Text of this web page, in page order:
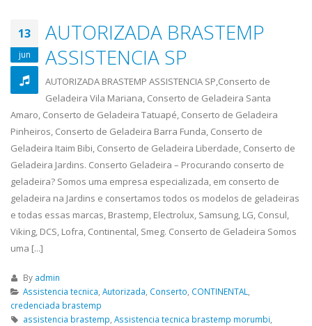
13
jun
AUTORIZADA BRASTEMP
ASSISTENCIA SP
AUTORIZADA BRASTEMP ASSISTENCIA SP,Conserto de
Geladeira Vila Mariana, Conserto de Geladeira Santa
Amaro, Conserto de Geladeira Tatuapé, Conserto de Geladeira
Pinheiros, Conserto de Geladeira Barra Funda, Conserto de
Geladeira Itaim Bibi, Conserto de Geladeira Liberdade, Conserto de
Geladeira Jardins. Conserto Geladeira – Procurando conserto de
geladeira? Somos uma empresa especializada, em conserto de
geladeira na Jardins e consertamos todos os modelos de geladeiras
e todas essas marcas, Brastemp, Electrolux, Samsung, LG, Consul,
Viking, DCS, Lofra, Continental, Smeg. Conserto de Geladeira Somos
uma [...]
By admin
Assistencia tecnica, Autorizada, Conserto, CONTINENTAL,
credenciada brastemp
assistencia brastemp, Assistencia tecnica brastemp morumbi,
ASSISTENCIA TECNICA EM GELADEIRA
CONTINENTAL é uma empresa séria
que atua na região de de São Paulo,
realizando serviços...read more
abr
ASSISTENCIA
TECNICA
GELADEIRA BOSCH
ASSISTENCIA TECNICA GELADEIRA
BOSCH é uma empresa séria que
atua na região de de São Paulo,
realizando serviços de...read more
23
ASSISTENCIA
ASSISTENCIA TECNICA BRASTEMP
PINHEIROS é uma empresa séria que
Mariana, Conserto
Santa Amaro,
abr
TECNICA
ELETROLUX
Vila Mariana,
Santa Amaro,
Tatuapé, Conserto
ASSISTENCIA